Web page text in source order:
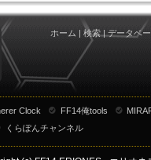
ホーム | 検索| データベー
Clock FF14俺tools
くらぽんチャンネル